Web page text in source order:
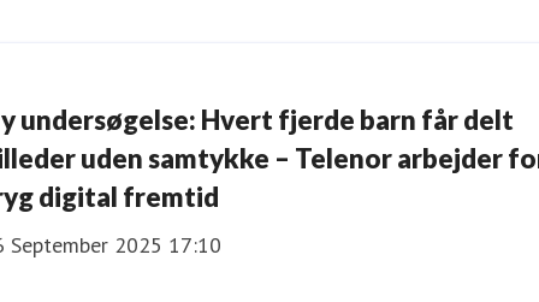
undersøgelse: Hvert fjerde barn får delt
uden samtykke – Telenor arbejder
digital fremtid
September 2025 17:10